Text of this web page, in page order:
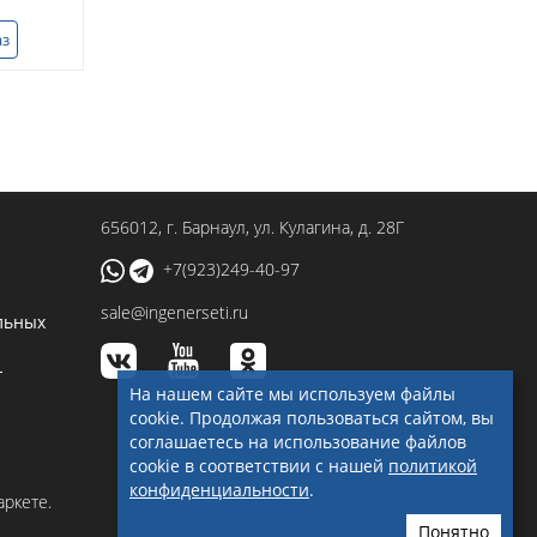
656012, г. Барнаул, ул. Кулагина, д. 28Г
+7(923)249-40-97
sale@ingenerseti.ru
На нашем сайте мы используем файлы
cookie. Продолжая пользоваться сайтом, вы
соглашаетесь на использование файлов
cookie в соответствии с нашей политикой
конфиденциальности.
Понятно